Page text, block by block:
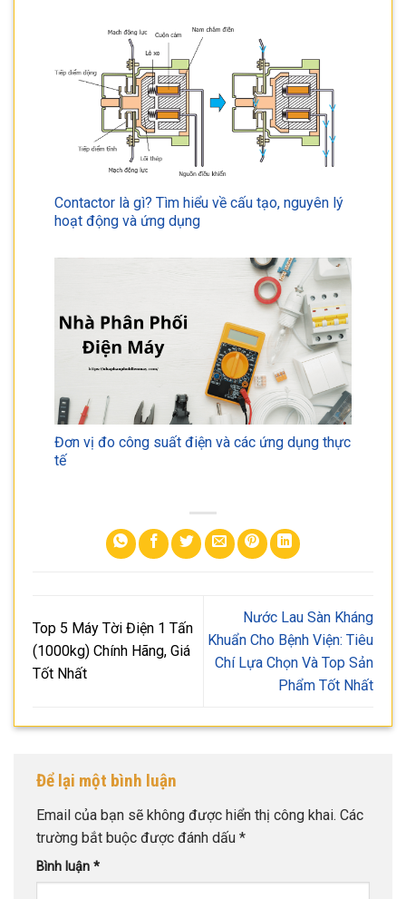
Contactor là gì? Tìm hiểu về cấu tạo, nguyên lý
hoạt động và ứng dụng
Đơn vị đo công suất điện và các ứng dụng thực
tế
Top 5 Máy Tời Điện 1 Tấn
(1000kg) Chính Hãng, Giá
Tốt Nhất
Nước Lau Sàn Kháng
Khuẩn Cho Bệnh Viện: Tiêu
Chí Lựa Chọn Và Top Sản
Phẩm Tốt Nhất
Để lại một bình luận
Email của bạn sẽ không được hiển thị công khai. Các
trường bắt buộc được đánh dấu *
Bình luận *